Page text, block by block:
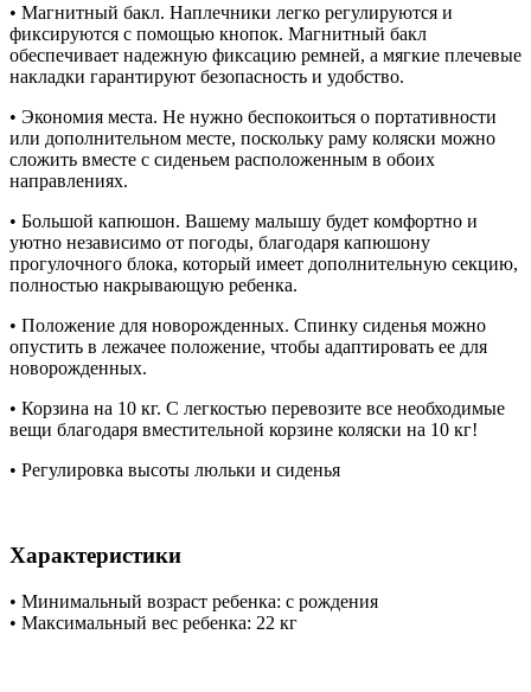
• Магнитный бакл. Наплечники легко регулируются и
фиксируются с помощью кнопок. Магнитный бакл
обеспечивает надежную фиксацию ремней, а мягкие плечевые
накладки гарантируют безопасность и удобство.
• Экономия места. Не нужно беспокоиться о портативности
или дополнительном месте, поскольку раму коляски можно
сложить вместе с сиденьем расположенным в обоих
направлениях.
• Большой капюшон. Вашему малышу будет комфортно и
уютно независимо от погоды, благодаря капюшону
прогулочного блока, который имеет дополнительную секцию,
полностью накрывающую ребенка.
• Положение для новорожденных. Спинку сиденья можно
опустить в лежачее положение, чтобы адаптировать ее для
новорожденных.
• Корзина на 10 кг. С легкостью перевозите все необходимые
вещи благодаря вместительной корзине коляски на 10 кг!
• Регулировка высоты люльки и сиденья
Характеристики
• Минимальный возраст ребенка: с рождения
• Максимальный вес ребенка: 22 кг